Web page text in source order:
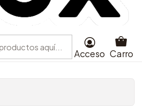
Acceso Carro
Agregar al Carro